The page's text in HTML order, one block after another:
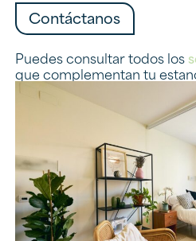
Contáctanos
Puedes consultar todos los
que complementan tu